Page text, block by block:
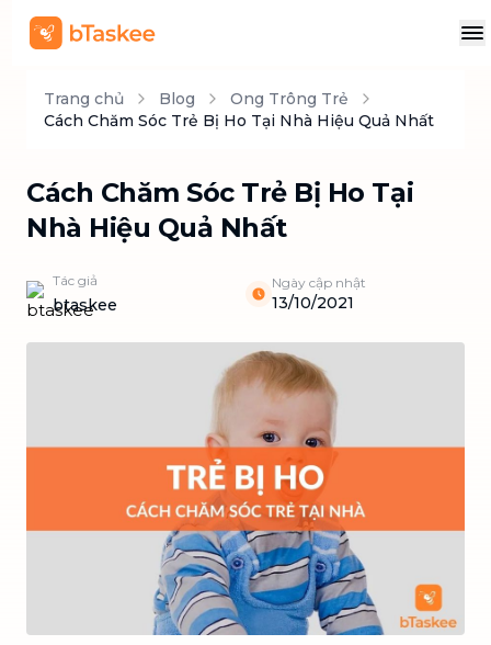
Trang chủ Blog
Ong Trông Trẻ
Cách Chăm Sóc Trẻ Bị Ho Tại Nhà Hiệu Quả Nhất
Cách Chăm Sóc Trẻ Bị Ho Tại
Nhà Hiệu Quả Nhất
Tác giả
btaskee
Ngày cập nhật
13/10/2021